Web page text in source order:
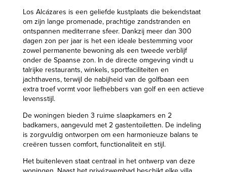
Los Alcázares is een geliefde kustplaats die bekendstaat
om zijn lange promenade, prachtige zandstranden en
ontspannen mediterrane sfeer. Dankzij meer dan 300
dagen zon per jaar is het een ideale bestemming voor
zowel permanente bewoning als een tweede verblijf
onder de Spaanse zon. In de directe omgeving vindt u
talrijke restaurants, winkels, sportfaciliteiten en
jachthavens, terwijl de nabijheid van de golfbaan een
extra troef vormt voor liefhebbers van golf en een actieve
levensstijl.
De woningen bieden 3 ruime slaapkamers en 2
badkamers, aangevuld met 2 gastentoiletten. De indeling
is zorgvuldig ontworpen om een harmonieuze balans te
creëren tussen comfort, functionaliteit en stijl.
Het buitenleven staat centraal in het ontwerp van deze